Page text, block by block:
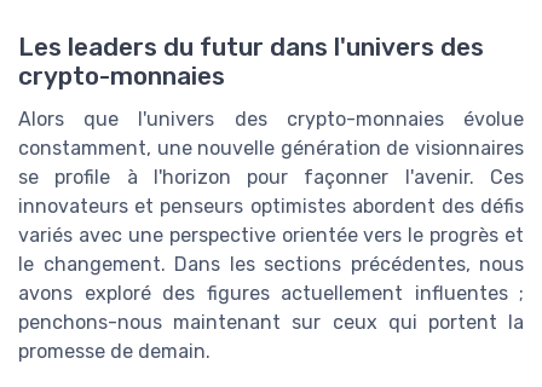
Les leaders du futur dans l'univers des
crypto-monnaies
Alors que l'univers des crypto-monnaies évolue
constamment, une nouvelle génération de visionnaires
se profile à l'horizon pour façonner l'avenir. Ces
innovateurs et penseurs optimistes abordent des défis
variés avec une perspective orientée vers le progrès et
le changement. Dans les sections précédentes, nous
avons exploré des figures actuellement influentes ;
penchons-nous maintenant sur ceux qui portent la
promesse de demain.